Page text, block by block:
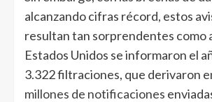
alcanzando cifras récord, estos
resultan tan sorprendentes como
Estados Unidos se informaron el
3.322 filtraciones, que derivaron
millones de notificaciones